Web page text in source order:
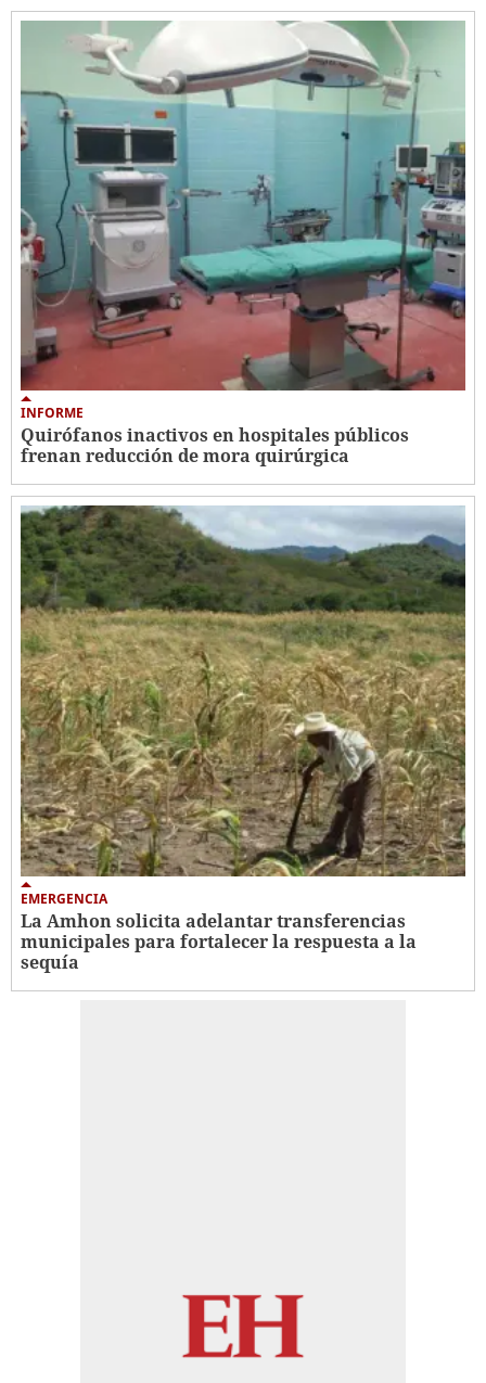
INFORME
Quirófanos inactivos en hospitales públicos
frenan reducción de mora quirúrgica
EMERGENCIA
La Amhon solicita adelantar transferencias
municipales para fortalecer la respuesta a la
sequía